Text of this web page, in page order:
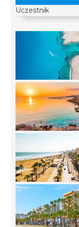
Uczestnik